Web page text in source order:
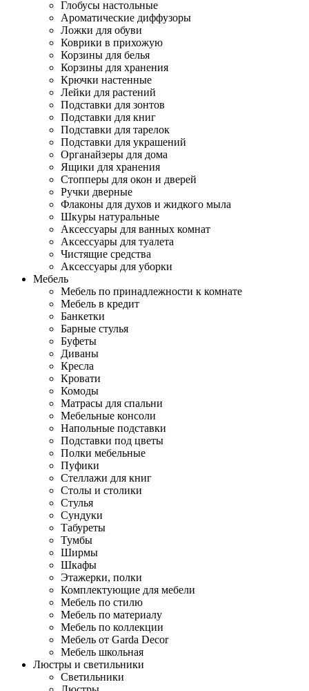
Глобусы настольные
Ароматические диффузоры
Ложки для обуви
Коврики в прихожую
Корзины для белья
Корзины для хранения
Крючки настенные
Лейки для растений
Подставки для зонтов
Подставки для книг
Подставки для тарелок
Подставки для украшений
Органайзеры для дома
Ящики для хранения
Стопперы для окон и дверей
Ручки дверные
Флаконы для духов и жидкого мыла
Шкуры натуральные
Аксессуары для ванных комнат
Аксессуары для туалета
Чистящие средства
Аксессуары для уборки
Мебель
Мебель по принадлежности к комнате
Мебель в кредит
Банкетки
Барные стулья
Буфеты
Диваны
Кресла
Кровати
Комоды
Матрасы для спальни
Мебельные консоли
Напольные подставки
Подставки под цветы
Полки мебельные
Пуфики
Стеллажи для книг
Столы и столики
Стулья
Сундуки
Табуреты
Тумбы
Ширмы
Шкафы
Этажерки, полки
Комплектующие для мебели
Мебель по стилю
Мебель по материалу
Мебель по коллекции
Мебель от Garda Decor
Мебель школьная
Люстры и светильники
Светильники